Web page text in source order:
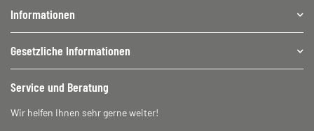
Informationen
Gesetzliche Informationen
Service und Beratung
Wir helfen Ihnen sehr gerne weiter!